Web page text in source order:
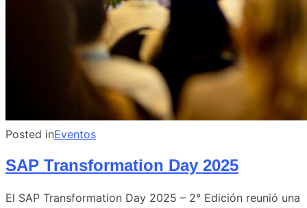
Posted inEventos
SAP Transformation Day 2025
El SAP Transformation Day 2025 – 2° Edición reunió una